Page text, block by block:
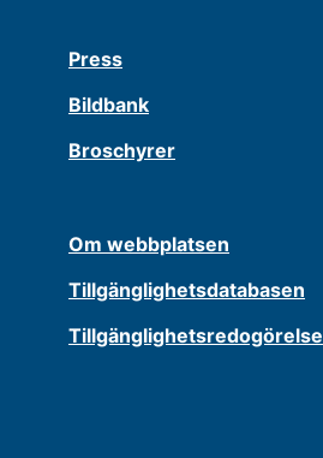
Press
Bildbank
Broschyrer
Om webbplatsen
Tillgänglighetsdatabasen
Tillgänglighetsredogörelse